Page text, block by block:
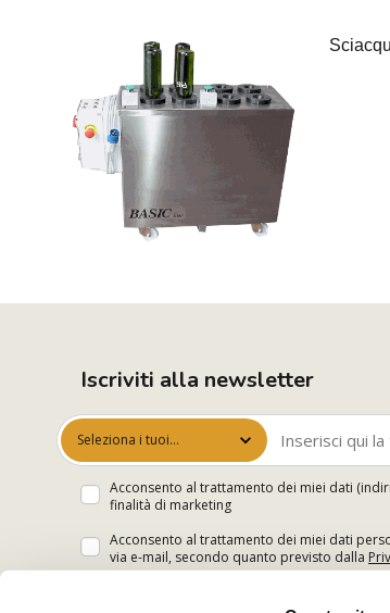
Iscriviti alla newsletter
Seleziona i tuoi
interessi
Acconsento al trattamento dei miei dati
finalità di marketing
Acconsento al trattamento dei miei dati
via e-mail, secondo quanto previsto dalla